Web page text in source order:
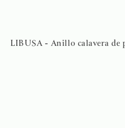
LIBUSA - Anillo calavera de